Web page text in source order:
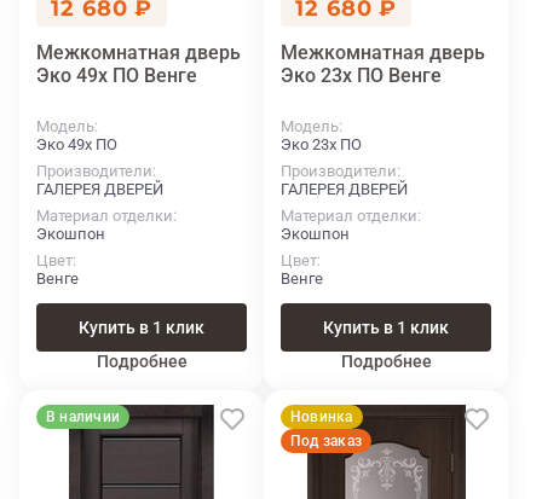
12 680 ₽
Межкомнатная дверь
Эко 49х ПО Венге
Модель
Эко 49х ПО
Производители
ГАЛЕРЕЯ ДВЕРЕЙ
Материал отделки
Экошпон
Цвет
Венге
Купить в 1 клик
Подробнее
12 680 ₽
Межкомнатная дверь
Эко 23х ПО Венге
Модель
Эко 23х ПО
Производители
ГАЛЕРЕЯ ДВЕРЕЙ
Материал отделки
Экошпон
Цвет
Венге
Купить в 1 клик
Подробнее
В наличии
Новинка
Под заказ